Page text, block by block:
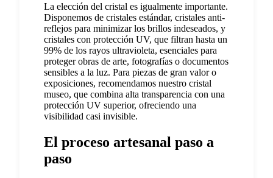
La elección del cristal es igualmente importante.
Disponemos de cristales estándar, cristales anti-
reflejos para minimizar los brillos indeseados, y
cristales con protección UV, que filtran hasta un
99% de los rayos ultravioleta, esenciales para
proteger obras de arte, fotografías o documentos
sensibles a la luz. Para piezas de gran valor o
exposiciones, recomendamos nuestro cristal
museo, que combina alta transparencia con una
protección UV superior, ofreciendo una
visibilidad casi invisible.
El proceso artesanal paso a
paso